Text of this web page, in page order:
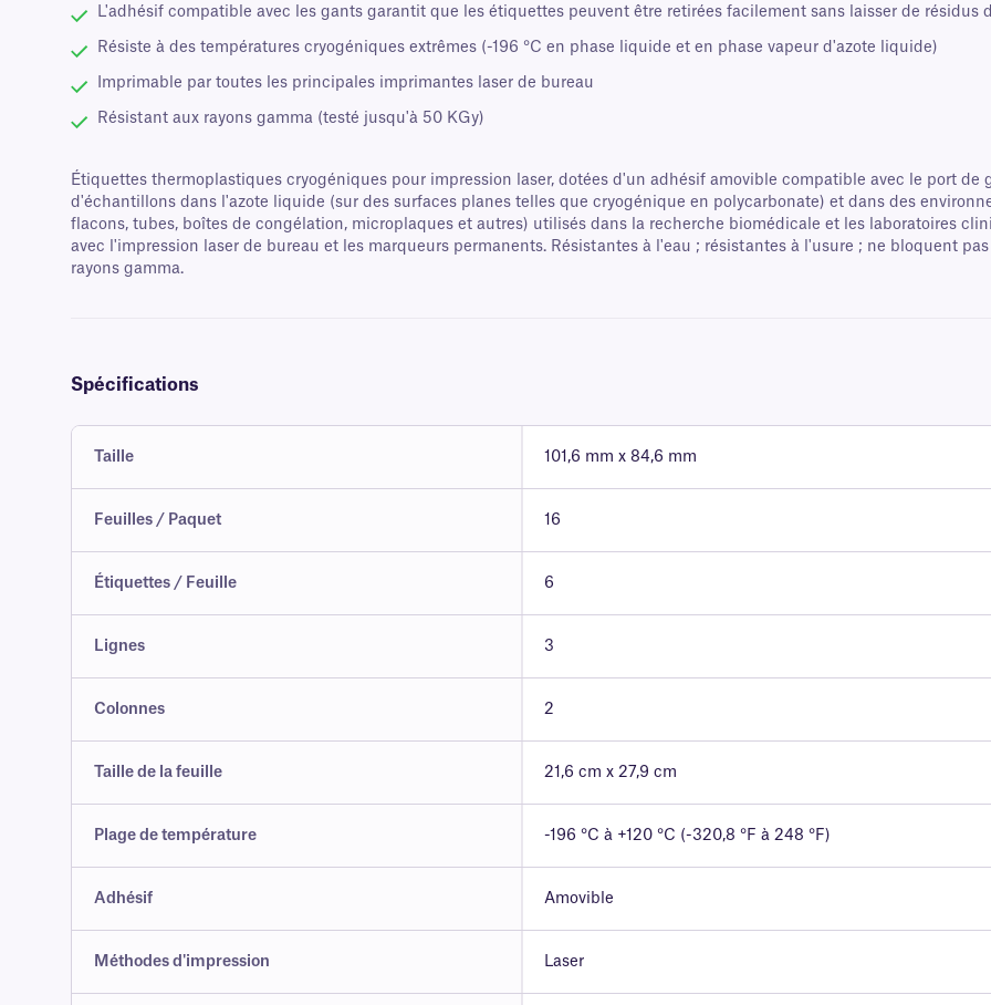
L'adhésif compatible avec les gants garantit que les étiquettes peuvent être retirées facilement sans laisser de résidus
Résiste à des températures cryogéniques extrêmes (-196 °C en phase liquide et en phase vapeur d'azote liquide)
Imprimable par toutes les principales imprimantes laser de bureau
Résistant aux rayons gamma (testé jusqu'à 50 KGy)
Étiquettes thermoplastiques cryogéniques pour impression laser, dotées d'un adhésif amovible compatible avec le port de
d'échantillons dans l'azote liquide (sur des surfaces planes telles que cryogénique en polycarbonate) et dans des
flacons, tubes, boîtes de congélation, microplaques et autres) utilisés dans la recherche biomédicale et les laboratoires
avec l'impression laser de bureau et les marqueurs permanents. Résistantes à l'eau ; résistantes à l'usure ; ne bloquent
rayons gamma.
Spécifications
Taille 101,6 mm x 84,6 mm
Feuilles / Paquet 16
Étiquettes / Feuille 6
Lignes 3
Colonnes 2
Taille de la feuille 21,6 cm x 27,9 cm
Plage de température -196 °C à +120 °C (-320,8 °F à 248 °F)
Adhésif Amovible
Méthodes d'impression Laser